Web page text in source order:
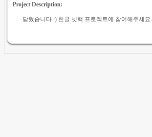
Project Description:
닫혔습니다 :) 한글 넷핵 프로젝트에 참여해주세요.